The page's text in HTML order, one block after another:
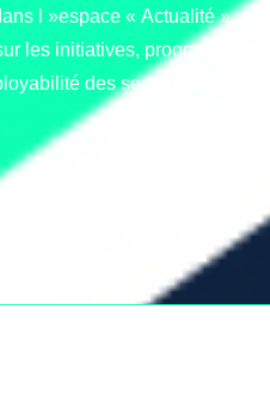
l »espace « Actualité ».
les initiatives, programmes
des seniors en France.